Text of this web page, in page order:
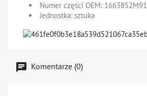
Numer części OEM: 1663852M91
Jednostka: sztuka
Komentarze (0)